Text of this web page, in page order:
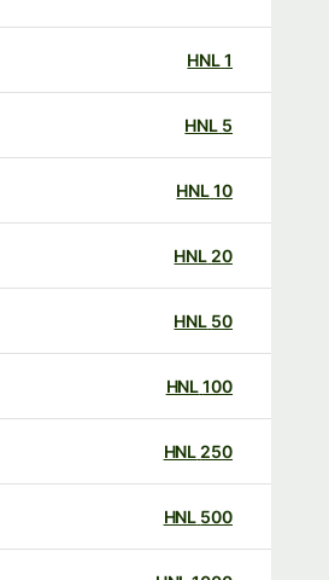
HNL
HNL
HNL
20
HNL
50
HNL
100
HNL
250
HNL
500
HNL